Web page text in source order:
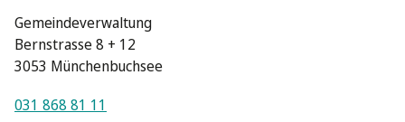
Gemeindeverwaltung
Bernstrasse 8 + 12
3053 Münchenbuchsee
031 868 81 11